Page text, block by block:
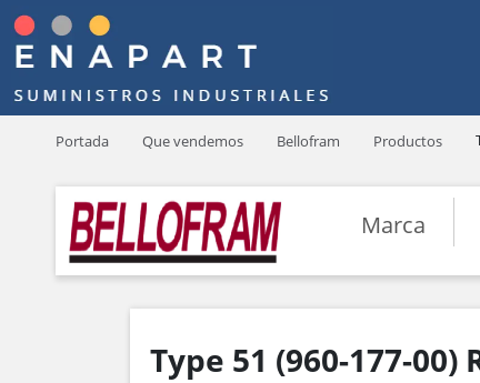
Portada Que vendemos Bellofram Productos
Marca
Type 51 (960-177-